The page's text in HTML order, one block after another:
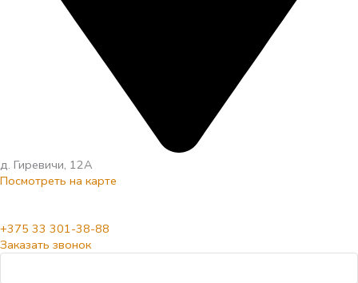
д. Гиревичи, 12А
Посмотреть на карте
+375 33 301-38-88
Заказать звонок